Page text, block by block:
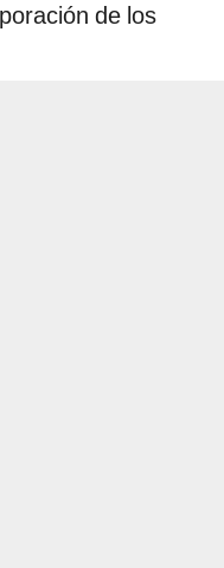
de los